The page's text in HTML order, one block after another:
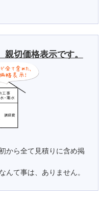
切価格表示です。
から全て見積りに含め掲
んて事は、ありません。